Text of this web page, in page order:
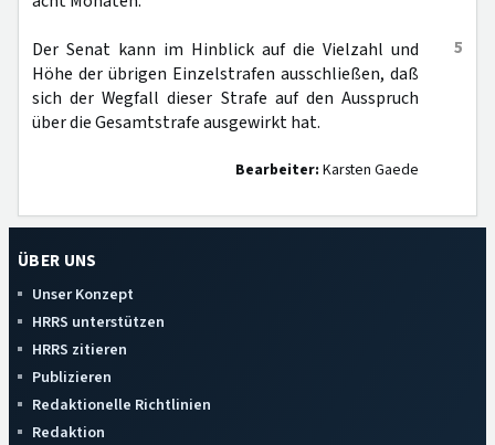
5
Der Senat kann im Hinblick auf die Vielzahl und
Höhe der übrigen Einzelstrafen ausschließen, daß
sich der Wegfall dieser Strafe auf den Ausspruch
über die Gesamtstrafe ausgewirkt hat.
Bearbeiter: Karsten Gaede
ÜBER UNS
Unser Konzept
HRRS unterstützen
HRRS zitieren
Publizieren
Redaktionelle Richtlinien
Redaktion